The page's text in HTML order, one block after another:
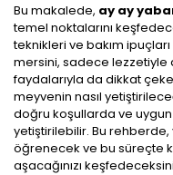
Bu makalede, ay ay
temel noktalarını
teknikleri ve bakım
mersini, sadece lezzetiyle
faydalarıyla da dikkat
meyvenin nasıl
doğru koşullarda ve
yetiştirilebilir. Bu rehberde,
öğrenecek ve bu süreçte
aşacağınızı